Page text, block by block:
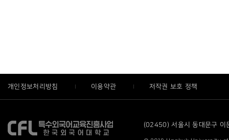
개인정보처리방침 이용약관 저작권 보호 정책
(02450) 서울시 동대문구